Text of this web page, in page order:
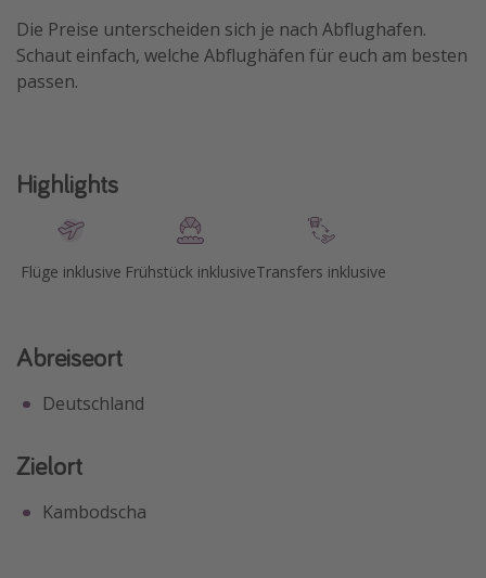
Die Preise unterscheiden sich je nach Abflughafen.
Schaut einfach, welche Abflughäfen für euch am besten
passen.
Highlights
Flüge inklusive Frühstück inklusiveTransfers inklusive
Abreiseort
Deutschland
Zielort
Kambodscha